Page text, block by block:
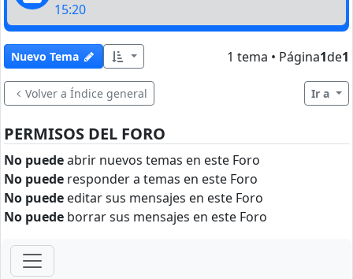
15:20
Nuevo Tema 1 tema • Página1de1
Volver a Índice general Ir a
PERMISOS DEL FORO
No puedeabrir nuevos temas en este Foro
No puede responder a temas en este Foro
No puede editar sus mensajes en este Foro
No puede borrar sus mensajes en este Foro